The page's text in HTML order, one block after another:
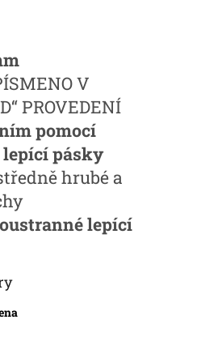
V
PROVEDENÍ
pomocí
lepící pásky
hrubé a
lepící